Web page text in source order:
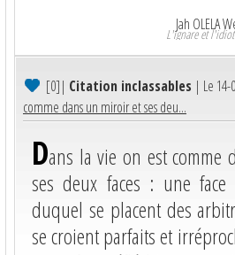
Jah OLELA
L'ignare et
[0]| Citation inclassables | Le 14-
comme dans un miroir et ses deu...
Dans la vie on est
ses deux faces : une
duquel se placent des
se croient parfaits et